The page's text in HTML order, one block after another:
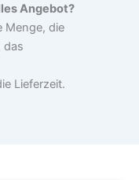
Angebot?
Menge, die
das
Lieferzeit.